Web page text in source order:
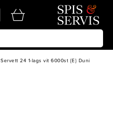
Servett 24 1-lags vit 6000st {E} Duni